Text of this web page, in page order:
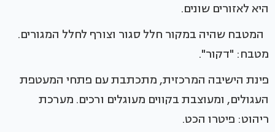
היא לאזורים שונים.
המטבח שהיה במקור חלל סגור וצורף לחלל המגורים.
מטבח: "דקור".
פינת הישיבה המרכזית, מתכתבת עם פתחי המעטפת
העגולים, ומעוצבת בקווים מעוגלים ורכים. מערכת
ריהוט: פיטרו הכט.